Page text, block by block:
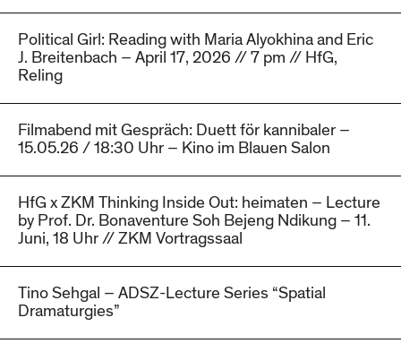
Political Girl: Reading with Maria Alyokhina and Eric
J. Breitenbach – April 17, 2026 // 7 pm // HfG,
Reling
Filmabend mit Gespräch: Duett för kannibaler –
15.05.26 / 18:30 Uhr – Kino im Blauen Salon
HfG x ZKM Thinking Inside Out: heimaten – Lecture
by Prof. Dr. Bonaventure Soh Bejeng Ndikung – 11.
Juni, 18 Uhr // ZKM Vortragssaal
Tino Sehgal – ADSZ-Lecture Series “Spatial
Dramaturgies”